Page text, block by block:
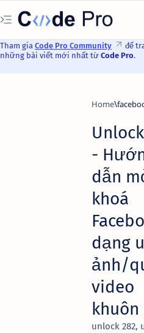
Tham gia Code Pro Community
để
những bài viết mới nhất từ Code Pro.
Home
-
dẫn
khoá
dạng
ảnh/
video
unlock 282,